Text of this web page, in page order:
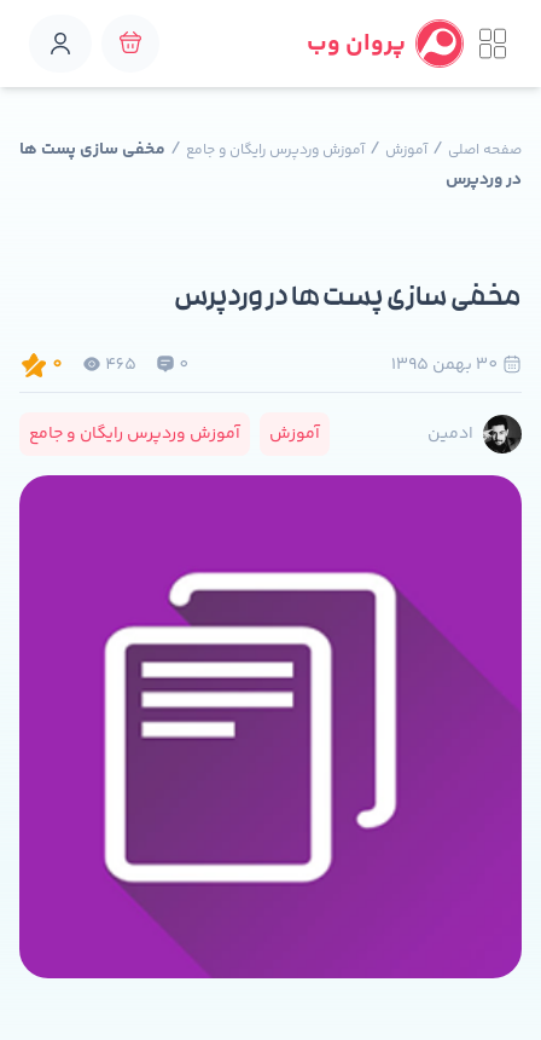
پروان وب
صفحه اصلی /آموزش /آموزش وردپرس رایگان و جامع / مخفی سازی پست ها
در وردپرس
0
465
0
مخفی سازی پست ها در وردپرس
ادمین آموزش آموزش وردپرس رایگان و جامع